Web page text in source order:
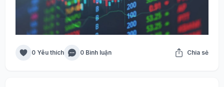
0 Yêu thích 0 Bình luận Chia sẻ